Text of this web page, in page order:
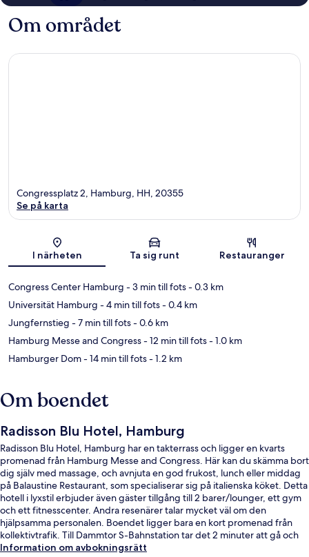
Om området
Karta
Congressplatz 2, Hamburg, HH, 20355
Se på karta
I närheten Ta sig runt Restauranger
Congress Center Hamburg - 3 min till fots- 0.3 km
Universität Hamburg - 4 min till fots- 0.4 km
Jungfernstieg - 7 min till fots- 0.6 km
Hamburg Messe and Congress- 12 min till fots- 1.0 km
Hamburger Dom- 14 min till fots- 1.2 km
Om boendet
Radisson Blu Hotel, Hamburg
Radisson Blu Hotel, Hamburg har en takterrass och ligger en kvarts
promenad från Hamburg Messe and Congress. Här kan du skämma bort
dig själv med massage, och avnjuta en god frukost, lunch eller middag
på Balaustine Restaurant, som specialiserar sig på italienska köket. Detta
hotell i lyxstil erbjuder även gäster tillgång till 2 barer/lounger, ett gym
och ett fitnesscenter. Andra resenärer talar mycket väl om den
hjälpsamma personalen. Boendet ligger bara en kort promenad från
kollektivtrafik. Till Dammtor S-Bahnstation tar det 2 minuter att gå och
till Stephansplatz U-Bahn är det 5 minuter.
Information om avbokningsrätt